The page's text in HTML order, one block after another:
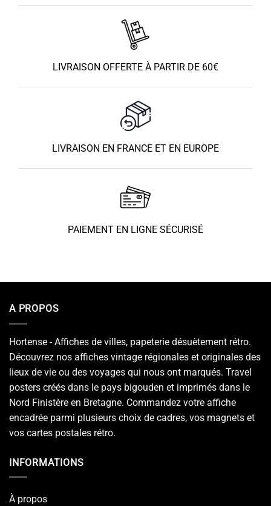
LIVRAISON OFFERTE À PARTIR DE 60€
LIVRAISON EN FRANCE ET EN EUROPE
PAIEMENT EN LIGNE SÉCURISÉ
A PROPOS
Hortense - Affiches de villes, papeterie désuètement rétro.
Découvrez nos affiches vintage régionales et originales des
lieux de vie ou des voyages qui nous ont marqués. Travel
posters créés dans le pays bigouden et imprimés dans le
Nord Finistère en Bretagne. Commandez votre affiche
encadrée parmi plusieurs choix de cadres, vos magnets et
vos cartes postales rétro.
INFORMATIONS
À propos